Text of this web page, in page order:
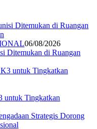
06/08/2026
Ditemukan di Ruangan
untuk Tingkatkan